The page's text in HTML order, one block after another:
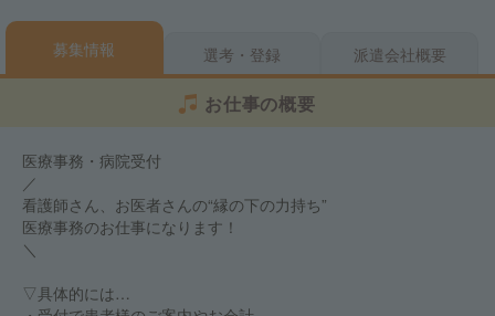
募集情報 選考・登録 派遣会社概要
お仕事の概要
医療事務・病院受付
／
看護師さん、お医者さんの“縁の下の力持ち”
医療事務のお仕事になります！
＼
▽具体的には…